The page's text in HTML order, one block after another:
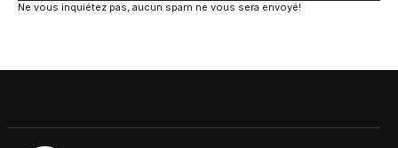
Ne vous inquiétez pas, aucun spam ne vous sera envoyé!